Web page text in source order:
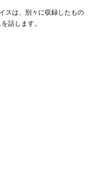
スは、別々に収録したもの
話します。